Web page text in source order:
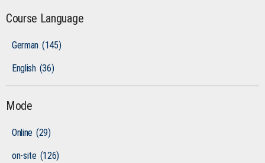
Course Language
German (145)
English (36)
Mode
Online (29)
on-site (126)